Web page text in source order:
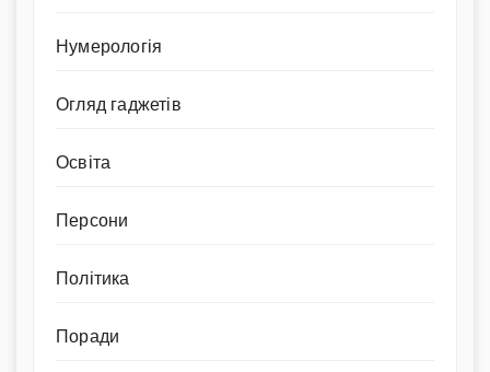
Нумерологія
Огляд гаджетів
Освіта
Персони
Політика
Поради